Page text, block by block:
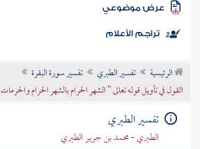
الكتب
موضوعي
تراجم الأعلام
الرئيسية تفسير الطبري
تفسير سورة البقرة
القول في تأويل قوله تعالى " الشهر الحرام بالشهر الحرام
تفسير الطبري
الطبري - محمد بن جرير الطبري